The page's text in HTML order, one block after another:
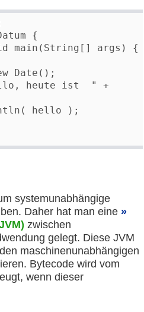
{
systemunabhängige
Daher hat man eine
zwischen
gelegt. Diese JVM
maschinenunabhängigen
Bytecode wird vom
wenn dieser